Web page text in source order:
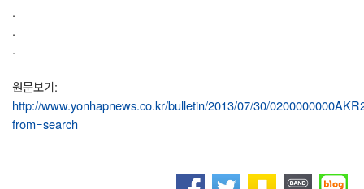
.
.
.
원문보기:
http://www.yonhapnews.co.kr/bulletin/2013/07/30/
from=search